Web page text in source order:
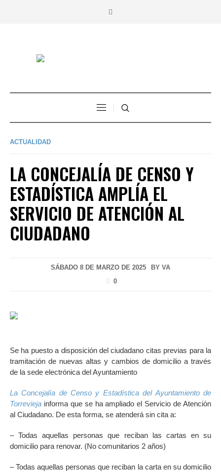
ACTUALIDAD
LA CONCEJALÍA DE CENSO Y
ESTADÍSTICA AMPLÍA EL
SERVICIO DE ATENCIÓN AL
CIUDADANO
SÁBADO 8 DE MARZO DE 2025 BY VA
0
Se ha puesto a disposición del ciudadano citas previas para la
tramitación de nuevas altas y cambios de domicilio a través
de la sede electrónica del Ayuntamiento
La Concejalía de Censo y Estadística del Ayuntamiento de
Torreviejainforma que se ha ampliado el Servicio de Atención
al Ciudadano. De esta forma, se atenderá sin cita a:
– Todas aquellas personas que reciban las cartas en su
domicilio para renovar. (No comunitarios 2 años)
– Todas aquellas personas que reciban la carta en su domicilio